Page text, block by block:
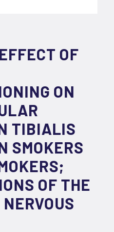
OF
ON
TIBIALIS
SMOKERS
OF THE